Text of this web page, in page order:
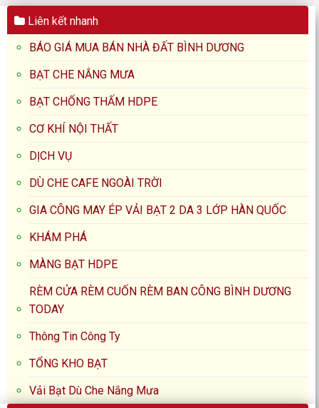
Liên kết nhanh
BÁO GIÁ MUA BÁN NHÀ ĐẤT BÌNH DƯƠNG
BẠT CHE NẮNG MƯA
BẠT CHỐNG THẤM HDPE
CƠ KHÍ NỘI THẤT
DỊCH VỤ
DÙ CHE CAFE NGOÀI TRỜI
GIA CÔNG MAY ÉP VẢI BẠT 2 DA 3 LỚP HÀN QUỐC
KHÁM PHÁ
MÀNG BẠT HDPE
RÈM CỬA RÈM CUỐN RÈM BAN CÔNG BÌNH DƯƠNG
TODAY
Thông Tin Công Ty
TỔNG KHO BẠT
Vải Bạt Dù Che Nắng Mưa